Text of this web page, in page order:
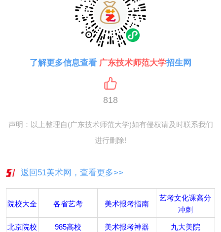
了解更多信息查看 广东技术师范大学招生网
818
声明：以上整理自(广东技术师范大学)如有侵权请及时联系我们
进行删除!
返回51美术网，查看更多>>
院校大全 各省艺考 美术报考指南
艺考文化课高分
冲刺
北京院校 985高校 美术报考神器 九大美院